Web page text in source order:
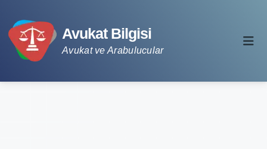
Avukat Bilgisi
Avukat ve Arabulucular